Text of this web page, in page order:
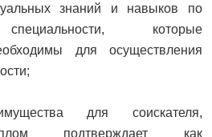
знаний и навыков по
которые
для осуществления
для соискателя,
подтверждает как